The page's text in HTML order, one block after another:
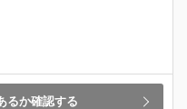
るか確認する